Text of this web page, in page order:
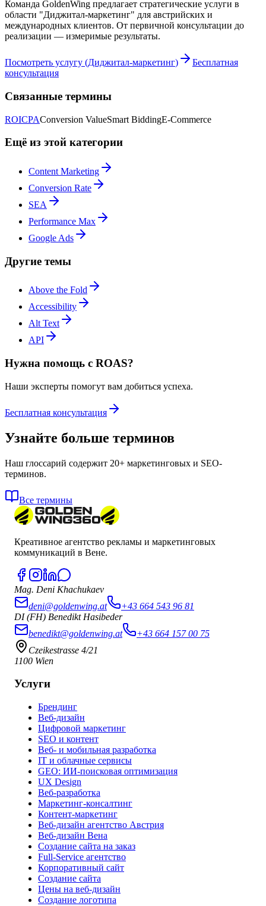
Команда GoldenWing предлагает стратегические услуги в
области "Диджитал-маркетинг" для австрийских и
международных клиентов. От первичной консультации до
реализации — измеримые результаты.
Посмотреть услугу (Диджитал-маркетинг)
Бесплатная
консультация
Связанные термины
ROICPAConversion ValueSmart BiddingE-Commerce
Ещё из этой категории
Content Marketing
Conversion Rate
SEA
Performance Max
Google Ads
Другие темы
Above the Fold
Accessibility
Alt Text
API
Нужна помощь с ROAS?
Наши эксперты помогут вам добиться успеха.
Бесплатная консультация
Узнайте больше терминов
Наш глоссарий содержит 20+ маркетинговых и SEO-
терминов.
Все термины
Креативное агентство рекламы и маркетинговых
коммуникаций в Вене.
Mag. Deni Khachukaev
deni@goldenwing.at
+43 664 543 96 81
DI (FH) Benedikt Hasibeder
benedikt@goldenwing.at
+43 664 157 00 75
Czeikestrasse 4/21
1100 Wien
Услуги
Брендинг
Веб-дизайн
Цифровой маркетинг
SEO и контент
Веб- и мобильная разработка
IT и облачные сервисы
GEO: ИИ-поисковая оптимизация
UX Design
Веб-разработка
Маркетинг-консалтинг
Контент-маркетинг
Веб-дизайн агентство Австрия
Веб-дизайн Вена
Создание сайта на заказ
Full-Service агентство
Корпоративный сайт
Создание сайта
Цены на веб-дизайн
Создание логотипа